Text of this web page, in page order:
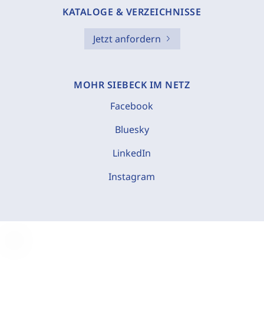
KATALOGE & VERZEICHNISSE
Jetzt anfordern
MOHR SIEBECK IM NETZ
Facebook
Bluesky
LinkedIn
Instagram